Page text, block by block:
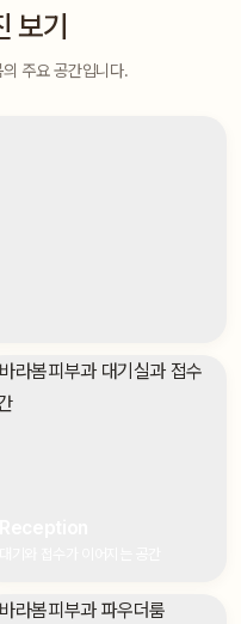
보기
주요 공간입니다.